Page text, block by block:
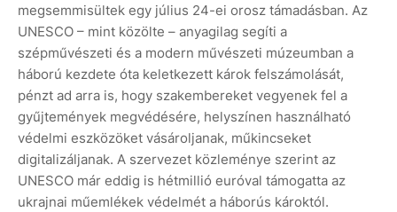
megsemmisültek egy július 24-ei orosz támadásban. Az
UNESCO – mint közölte – anyagilag segíti a
szépművészeti és a modern művészeti múzeumban a
háború kezdete óta keletkezett károk felszámolását,
pénzt ad arra is, hogy szakembereket vegyenek fel a
gyűjtemények megvédésére, helyszínen használható
védelmi eszközöket vásároljanak, műkincseket
digitalizáljanak. A szervezet közleménye szerint az
UNESCO már eddig is hétmillió euróval támogatta az
ukrajnai műemlékek védelmét a háborús károktól.